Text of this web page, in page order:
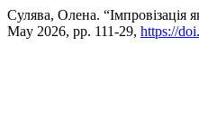
Сулява, Олена. “Імпровізація
May 2026, pp. 111-29, https://